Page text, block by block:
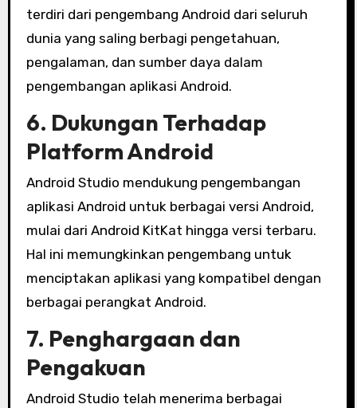
terdiri dari pengembang Android dari seluruh
dunia yang saling berbagi pengetahuan,
pengalaman, dan sumber daya dalam
pengembangan aplikasi Android.
6. Dukungan Terhadap
Platform Android
Android Studio mendukung pengembangan
aplikasi Android untuk berbagai versi Android,
mulai dari Android KitKat hingga versi terbaru.
Hal ini memungkinkan pengembang untuk
menciptakan aplikasi yang kompatibel dengan
berbagai perangkat Android.
7. Penghargaan dan
Pengakuan
Android Studio telah menerima berbagai